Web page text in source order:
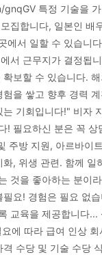
특정 기술을 가
집합니다, 일본인 배
에서 일할 수 있습니
서 근무지가 결정됩
확보할 수 있습니다.
험을 쌓고 향후 경력
는 기회입니다!" 비자
! 필요하신 분은 꼭 상
주방 지원, 아르바이
화, 위생 관련. 함께 일
것을 좋아하는 분이
요! 경험은 필요 없습
교육을 제공합니다...
에 따라 급여 인상
격 수당 및 기술 수당